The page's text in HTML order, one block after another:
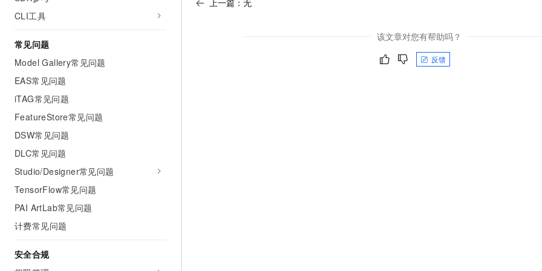
CLI工具
常见问题
Model Gallery常见问题
EAS常见问题
iTAG常见问题
FeatureStore常见问题
DSW常见问题
DLC常见问题
Studio/Designer常见问题
TensorFlow常见问题
PAI ArtLab常见问题
计费常见问题
安全合规
该文章对您有帮助吗？
反馈